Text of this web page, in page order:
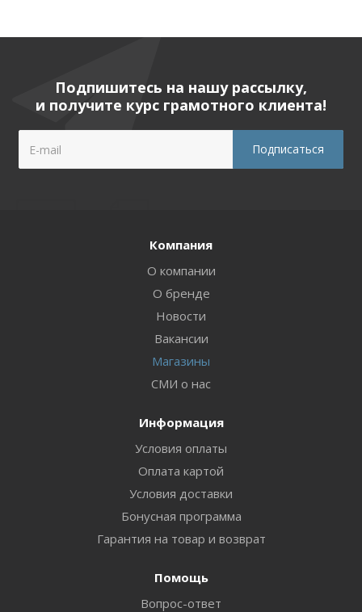
Подпишитесь на нашу рассылку,
и получите курс грамотного клиента!
Компания
О компании
О бренде
Новости
Вакансии
Магазины
СМИ о нас
Информация
Условия оплаты
Оплата картой
Условия доставки
Бонусная программа
Гарантия на товар и возврат
Помощь
Вопрос-ответ